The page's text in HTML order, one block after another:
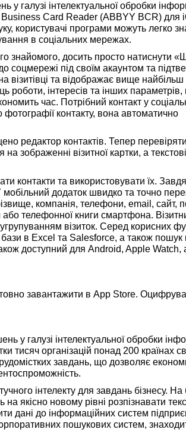
галузі інтелектуальної обробки
Business Card Reader (ABBYY BCR) для
користувачі програми можуть легко
в соціальних мережах.
знайомого, досить просто натиснути
соцмережі під своїм акаунтом та
та відображає вище найбільш
роботи, інтересів та інших
час. Потрібний контакт у
контакту, вона автоматично
редактор контактів. Тепер перевіряти
зображенні візитної картки, а
контакти та використовувати їх.
мобільний додаток швидко та точно
компанія, телефони, email, сайт,
телефонної книги смартфона.
візиток. Серед корисних
в Excel та Salesforce, а також пошук
доступний для Android, Apple Watch,
завантажити в App Store.
у галузі інтелектуальної обробки
тисяч організацій понад 200 країнах
завдань, що дозволяє
інтелекту для завдань бізнесу. На
якісно новому рівні розпізнавати
дані до інформаційних систем
пошукових систем,